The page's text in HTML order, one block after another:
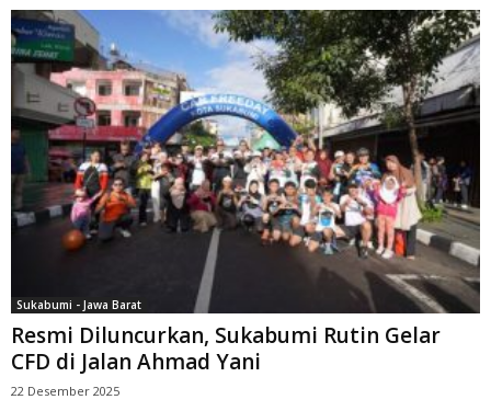
Sukabumi - Jawa Barat
Resmi Diluncurkan, Sukabumi Rutin Gelar
CFD di Jalan Ahmad Yani
22 Desember 2025